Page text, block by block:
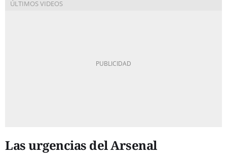
Las urgencias del Arsenal